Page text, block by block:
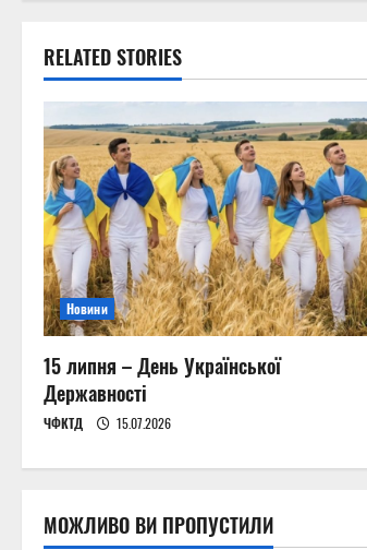
t
n
a
v
i
g
a
t
i
o
n
RELATED STORIES
Новини
15 липня – День Української
Державності
ЧФКТД 15.07.2026
МОЖЛИВО ВИ ПРОПУСТИЛИ